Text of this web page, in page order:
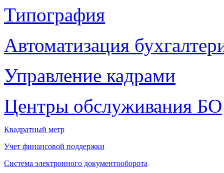
Типография
Автоматизация
Управление кадрами
Центры обслуживания БО
Квадратный метр
Учет финансовой поддержки
Система электронного документооборота